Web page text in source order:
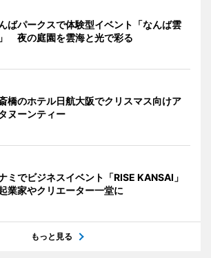
ばパークスで体験型イベント「なんば雲
夜の庭園を雲海と光で彩る
橋のホテル日航大阪でクリスマス向けア
ヌーンティー
ミでビジネスイベント「RISE KANSAI」
業家やクリエーター一堂に
もっと見る